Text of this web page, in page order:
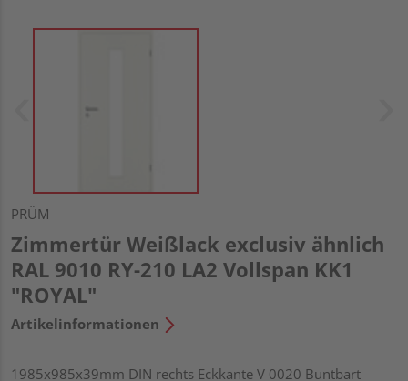
PRÜM
Zimmertür Weißlack exclusiv ähnlich
RAL 9010 RY-210 LA2 Vollspan KK1
"ROYAL"
Artikelinformationen
1985x985x39mm DIN rechts Eckkante V 0020 Buntbart